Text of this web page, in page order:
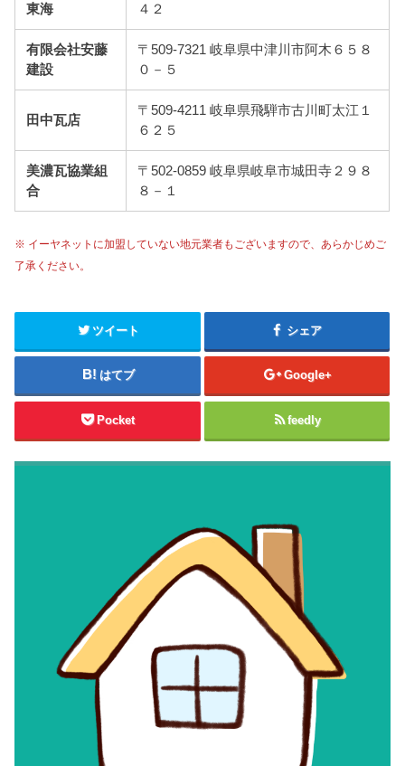
東海
４２
有限会社安藤
建設
〒509-7321 岐阜県中津川市阿木６５８
０－５
田中瓦店
〒509-4211 岐阜県飛騨市古川町太江１
６２５
美濃瓦協業組
合
〒502-0859 岐阜県岐阜市城田寺２９８
８－１
※ イーヤネットに加盟していない地元業者もございますので、あらかじめご
了承ください。
ツイート シェア
はてブ Google+
Pocket feedly